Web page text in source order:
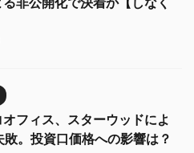
フィス、スターウッドによ
敗。投資口価格への影響は？